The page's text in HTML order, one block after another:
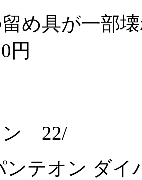
め具が一部
円
ン 22/
ンテオン ダイ